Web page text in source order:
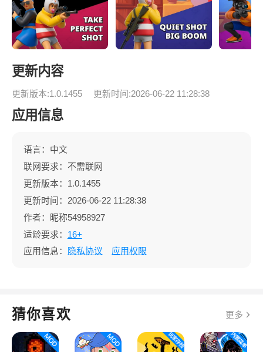
更新内容
更新版本:1.0.1455 更新时间:2026-06-22 11:28:38
应用信息
语言：中文
联网要求：不需联网
更新版本：1.0.1455
更新时间：2026-06-22 11:28:38
作者：昵称54958927
适龄要求： 16+
应用信息：
隐私协议 应用权限
猜你喜欢 更多